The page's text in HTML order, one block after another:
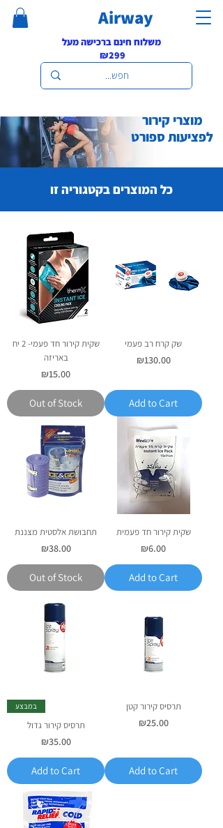
Airway
משלוח חינם ברכישה מעל
₪299
מוצרי קירור
לפציעות ספורט
כל המוצרים בקטגוריה זו
שקית קירור חד פעמי- 2 יח
באריזה
Price
₪15.00
Out of Stock
שק קרח רב פעמי
Price
₪130.00
Add to Cart
תחבושת אלסטית מצננת
Price
₪38.00
Out of Stock
שקית קירור חד פעמית
Price
₪6.00
Add to Cart
במבצע
תרסיס קירור גדול
Price
₪35.00
Add to Cart
תרסיס קירור קטן
Price
₪25.00
Add to Cart